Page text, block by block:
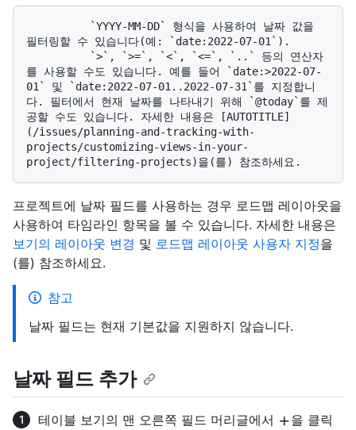
필터링할 수 있습니다(예: `date:2022-07-01`).
를 사용할 수도 있습니다. 예를 들어 `date:>2022-07-
01` 및 `date:2022-07-01..2022-07-31`를 지정합니
다. 필터에서 현재 날짜를 나타내기 위해 `@today`를 제
공할 수도 있습니다. 자세한 내용은 [AUTOTITLE]
(/issues/planning-and-tracking-with-
projects/customizing-views-in-your-
프로젝트에 날짜 필드를 사용하는 경우 로드맵 레이아웃을
사용하여 타임라인 항목을 볼 수 있습니다. 자세한 내용은
보기의 레이아웃 변경 및 로드맵 레이아웃 사용자 지정을
(를) 참조하세요.
참고
날짜 필드는 현재 기본값을 지원하지 않습니다.
날짜 필드 추가
테이블 보기의 맨 오른쪽 필드 머리글에서
을 클릭